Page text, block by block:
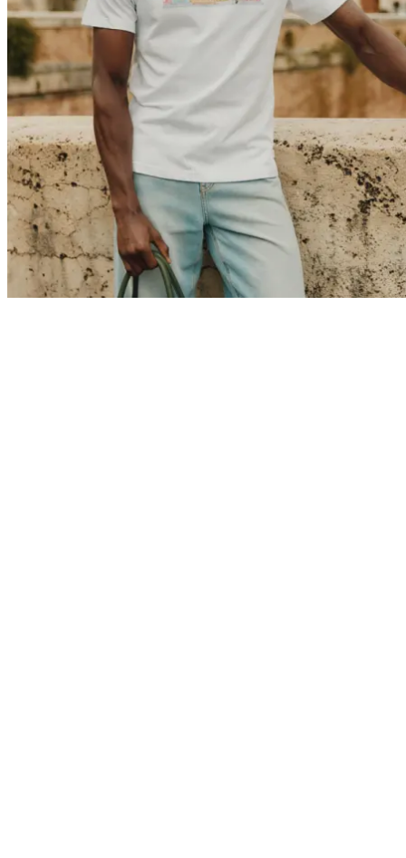
Bli en del av Les Deux Society
Få beskjed om de nyeste kolleksjonene, eventene og samarbeidene –
og få 15 % rabatt på din første bestilling.